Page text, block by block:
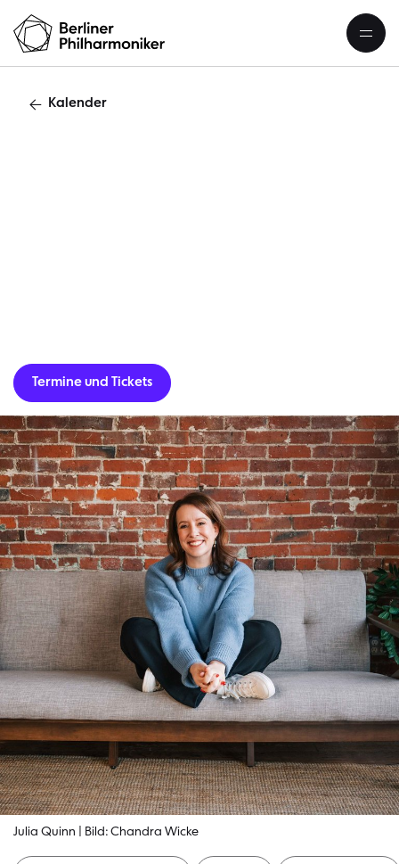
Kalender
Termine und Tickets
Julia Quinn | Bild: Chandra Wicke